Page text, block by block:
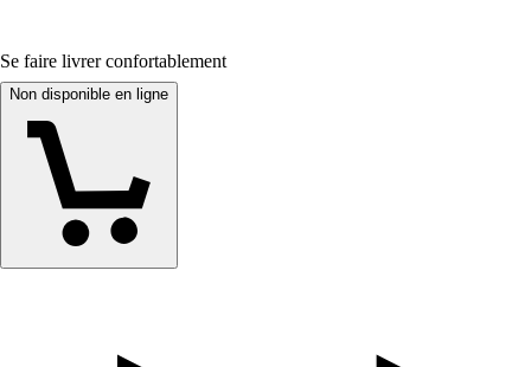
Se faire livrer confortablement
Non disponible en ligne